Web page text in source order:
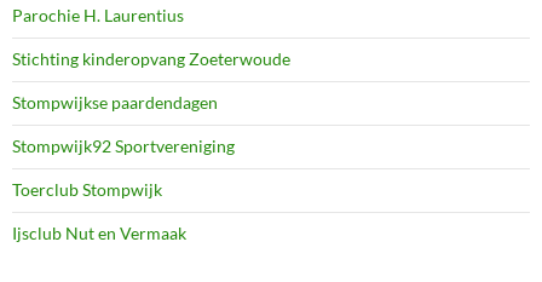
Parochie H. Laurentius
Stichting kinderopvang Zoeterwoude
Stompwijkse paardendagen
Stompwijk92 Sportvereniging
Toerclub Stompwijk
Ijsclub Nut en Vermaak